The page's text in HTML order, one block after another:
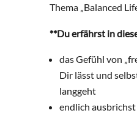
Thema „Balanced
**Du erfährst in
das Gefühl von
Dir lässt und
langgeht
endlich